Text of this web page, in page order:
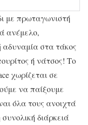
με πρωταγωνιστή
ανέμελο,
αδυναμία στα τάκος
ή νάτσος! Το
χωρίζεται σε
να παίξουμε
όλα τους ανοιχτά
διάρκειά